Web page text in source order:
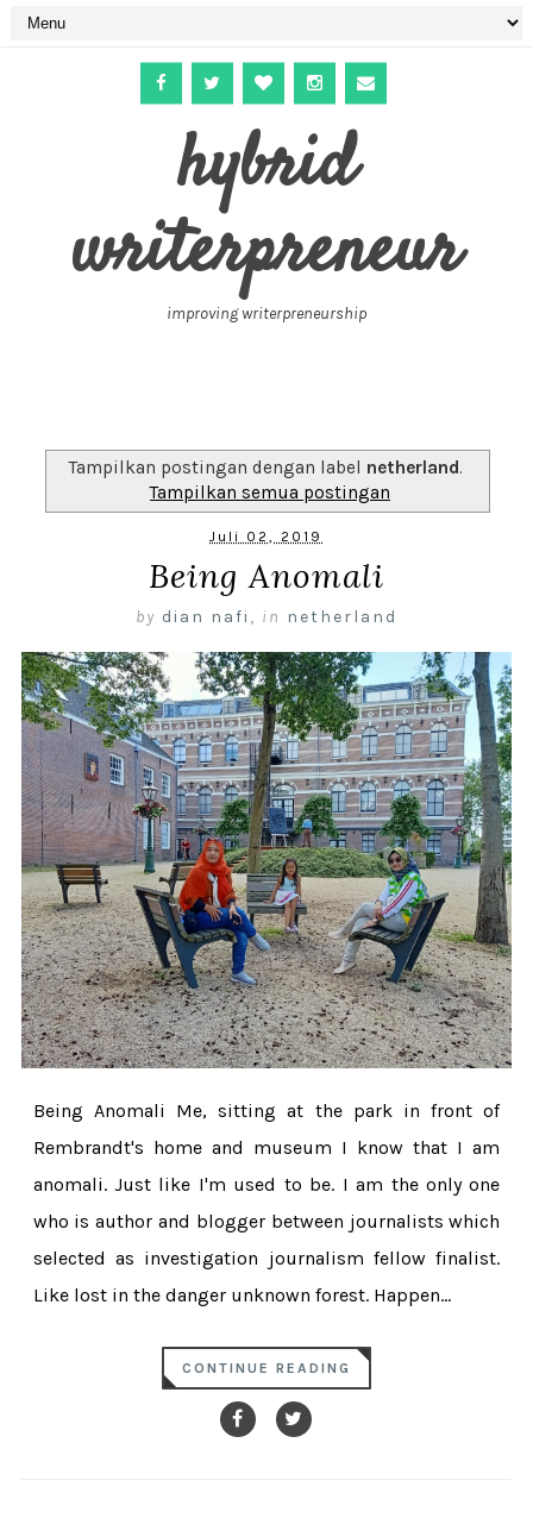
hybrid
writerpreneur
improving writerpreneurship
Tampilkan postingan dengan label netherland.
Tampilkan semua postingan
Juli 02, 2019
Being Anomali
by dian nafi , in netherland
Being Anomali Me, sitting at the park in front of
Rembrandt's home and museum I know that I am
anomali. Just like I'm used to be. I am the only one
who is author and blogger between journalists which
selected as investigation journalism fellow finalist.
Like lost in the danger unknown forest. Happen...
CONTINUE READING